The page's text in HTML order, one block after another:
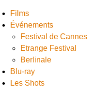
Films
Événements
Festival de Cannes
Etrange Festival
Berlinale
Blu-ray
Les Shots